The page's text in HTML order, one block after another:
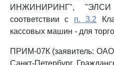
ИНЖИНИРИНГ",
соответствии с п. 3.2
кассовых машин - для
ПРИМ-07К (заявитель:
Санкт-Петербург,